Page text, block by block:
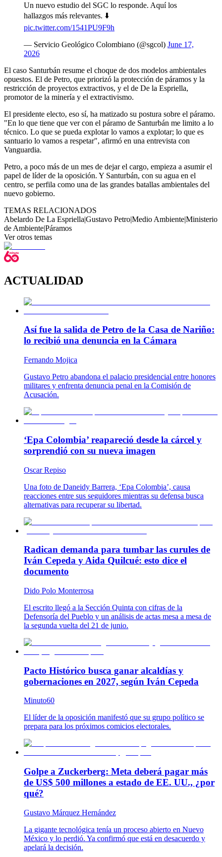
Un nuevo estudio del SGC lo responde. Aquí los
hallazgos más relevantes. ⬇️
pic.twitter.com/1541PU9F9h
— Servicio Geológico Colombiano (@sgcol) June 17,
2026
El caso Santurbán resume el choque de dos modelos ambientales
opuestos. El de Petro, que priorizó la protección de páramos y la
restricción de proyectos extractivos, y el de De la Espriella,
promotor de la minería y el extractivismo.
El presidente electo, eso sí, ha matizado su postura sobre el páramo.
"En lo que tiene que ver con el páramo de Santurbán me limito a lo
técnico. Lo que se pueda explotar lo vamos a explotar; lo que es
santuario lo vamos a respetar", afirmó en una entrevista con
Vanguardia.
Petro, a poco más de un mes de dejar el cargo, empieza a asumir el
papel de líder de la oposición. Y Santurbán, con su agua en el
centro, se perfila como una de las grandes batallas ambientales del
nuevo gobierno.
TEMAS RELACIONADOS
Abelardo De La Espriella|Gustavo Petro|Medio Ambiente|Ministerio
de Ambiente|Páramos
Ver otros temas
ACTUALIDAD
Así fue la salida de Petro de la Casa de Nariño:
lo recibió una denuncia en la Cámara
Fernando Mojica
Gustavo Petro abandona el palacio presidencial entre honores
militares y enfrenta denuncia penal en la Comisión de
Acusación.
‘Epa Colombia’ reapareció desde la cárcel y
sorprendió con su nueva imagen
Oscar Repiso
Una foto de Daneidy Barrera, ‘Epa Colombia’, causa
reacciones entre sus seguidores mientras su defensa busca
alternativas para recuperar su libertad.
Radican demanda para tumbar las curules de
Iván Cepeda y Aida Quilcué: esto dice el
documento
Dido Polo Monterrosa
El escrito llegó a la Sección Quinta con cifras de la
Defensoría del Pueblo y un análisis de actas mesa a mesa de
la segunda vuelta del 21 de junio.
Pacto Histórico busca ganar alcaldías y
gobernaciones en 2027, según Iván Cepeda
Minuto60
El líder de la oposición manifestó que su grupo político se
prepara para los próximos comicios electorales.
Golpe a Zuckerberg: Meta deberá pagar más
de US$ 500 millones a estado de EE. UU., ¿por
qué?
Gustavo Márquez Hernández
La gigante tecnológica tenía un proceso abierto en Nuevo
México y lo perdió. Ya confirmó que está en desacuerdo y
apelará la decisión.